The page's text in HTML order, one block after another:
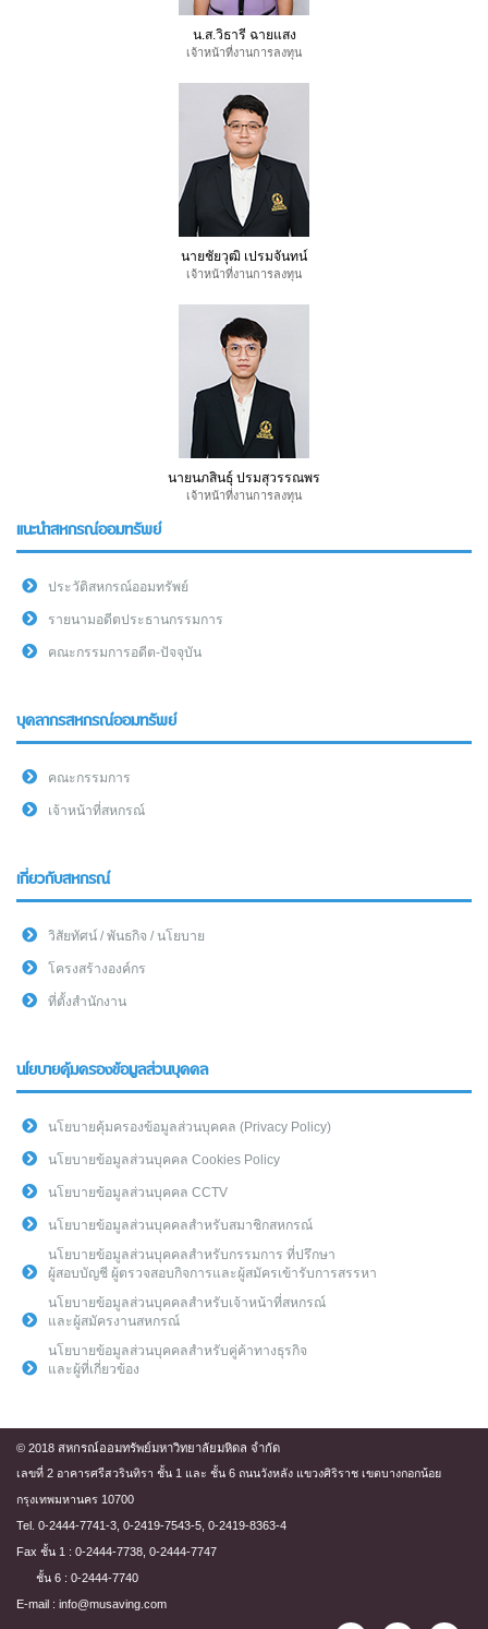
น.ส.วิธารี ฉายแสง
เจ้าหน้าที่งานการลงทุน
นายชัยวุฒิ เปรมจันทน์
เจ้าหน้าที่งานการลงทุน
นายนภสินธุ์ ปรมสุวรรณพร
เจ้าหน้าที่งานการลงทุน
แนะนำสหกรณ์ออมทรัพย์
ประวัติสหกรณ์ออมทรัพย์
รายนามอดีตประธานกรรมการ
คณะกรรมการอดีต-ปัจจุบัน
บุคลากรสหกรณ์ออมทรัพย์
คณะกรรมการ
เจ้าหน้าที่สหกรณ์
เกี่ยวกับสหกรณ์
วิสัยทัศน์ / พันธกิจ / นโยบาย
โครงสร้างองค์กร
ที่ตั้งสำนักงาน
นโยบายคุ้มครองข้อมูลส่วนบุคคล
นโยบายคุ้มครองข้อมูลส่วนบุคคล (Privacy Policy)
นโยบายข้อมูลส่วนบุคคล Cookies Policy
นโยบายข้อมูลส่วนบุคคล CCTV
นโยบายข้อมูลส่วนบุคคลสำหรับสมาชิกสหกรณ์
นโยบายข้อมูลส่วนบุคคลสำหรับกรรมการ ที่ปรึกษา
ผู้สอบบัญชี ผู้ตรวจสอบกิจการและผู้สมัครเข้ารับการสรรหา
นโยบายข้อมูลส่วนบุคคลสำหรับเจ้าหน้าที่สหกรณ์
และผู้สมัครงานสหกรณ์
นโยบายข้อมูลส่วนบุคคลสำหรับคู่ค้าทางธุรกิจ
และผู้ที่เกี่ยวข้อง
© 2018 สหกรณ์ออมทรัพย์มหาวิทยาลัยมหิดล จำกัด
เลขที่ 2 อาคารศรีสวรินทิรา ชั้น 1 และ ชั้น 6 ถนนวังหลัง แขวงศิริราช เขตบางกอกน้อย
กรุงเทพมหานคร 10700
Tel. 0-2444-7741-3, 0-2419-7543-5, 0-2419-8363-4
Fax ชั้น 1 : 0-2444-7738, 0-2444-7747
ชั้น 6 : 0-2444-7740
E-mail : info@musaving.com